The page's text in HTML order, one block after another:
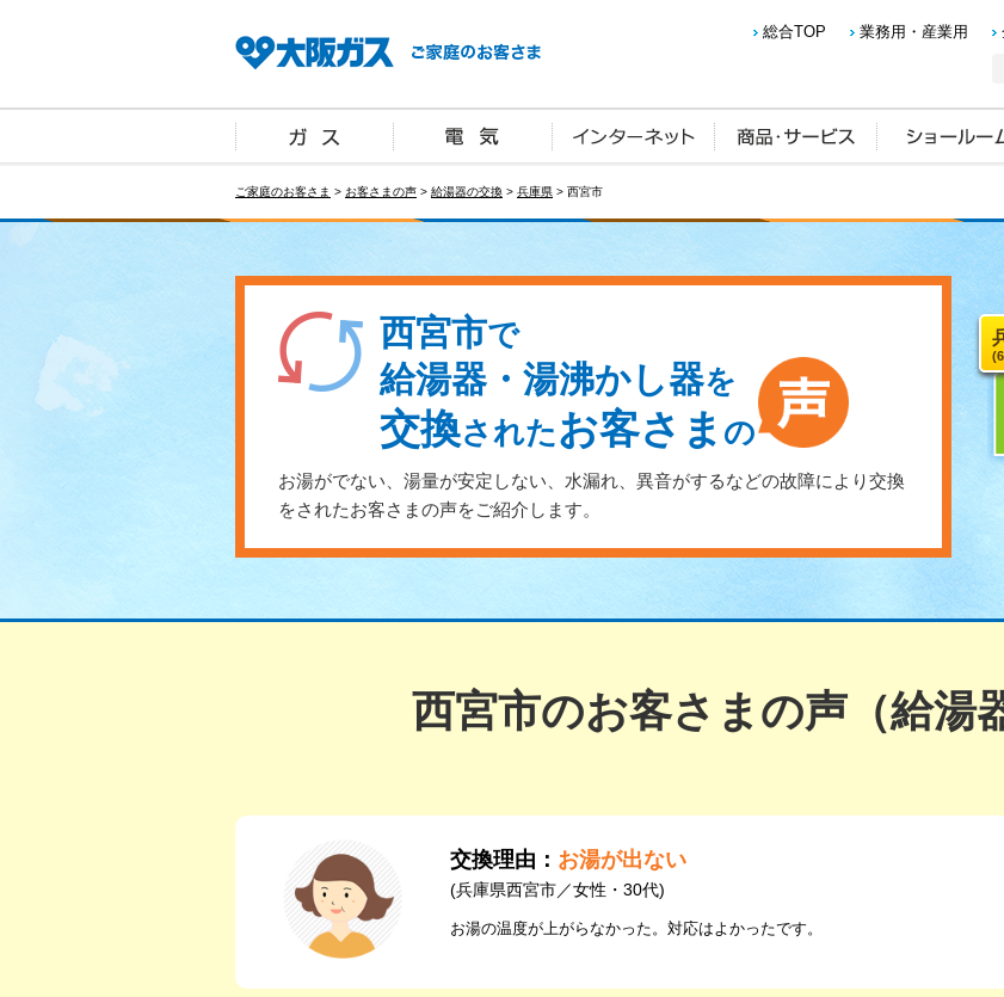
総合TOP 業務用・産業用
ご家庭のお客さま > お客さまの声 > 給湯器の交換 > 兵庫県 > 西宮市
西宮市で
給湯器・湯沸かし器を
交換されたお客さま の
お湯がでない、湯量が安定しない、水漏れ、異音がするなどの故障により交換
をされたお客さまの声をご紹介します。
西宮市のお客さまの声（給湯
交換理由： お湯が出ない
(兵庫県西宮市／女性・30代)
お湯の温度が上がらなかった。対応はよかったです。